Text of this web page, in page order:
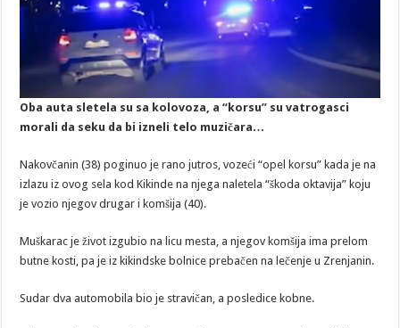
Oba auta sletela su sa kolovoza, a “korsu” su vatrogasci
morali da seku da bi izneli telo muzičara…
Nakovčanin (38) poginuo je rano jutros, vozeći “opel korsu” kada je na
izlazu iz ovog sela kod Kikinde na njega naletela “škoda oktavija” koju
je vozio njegov drugar i komšija (40).
Muškarac je život izgubio na licu mesta, a njegov komšija ima prelom
butne kosti, pa je iz kikindske bolnice prebačen na lečenje u Zrenjanin.
Sudar dva automobila bio je stravičan, a posledice kobne.